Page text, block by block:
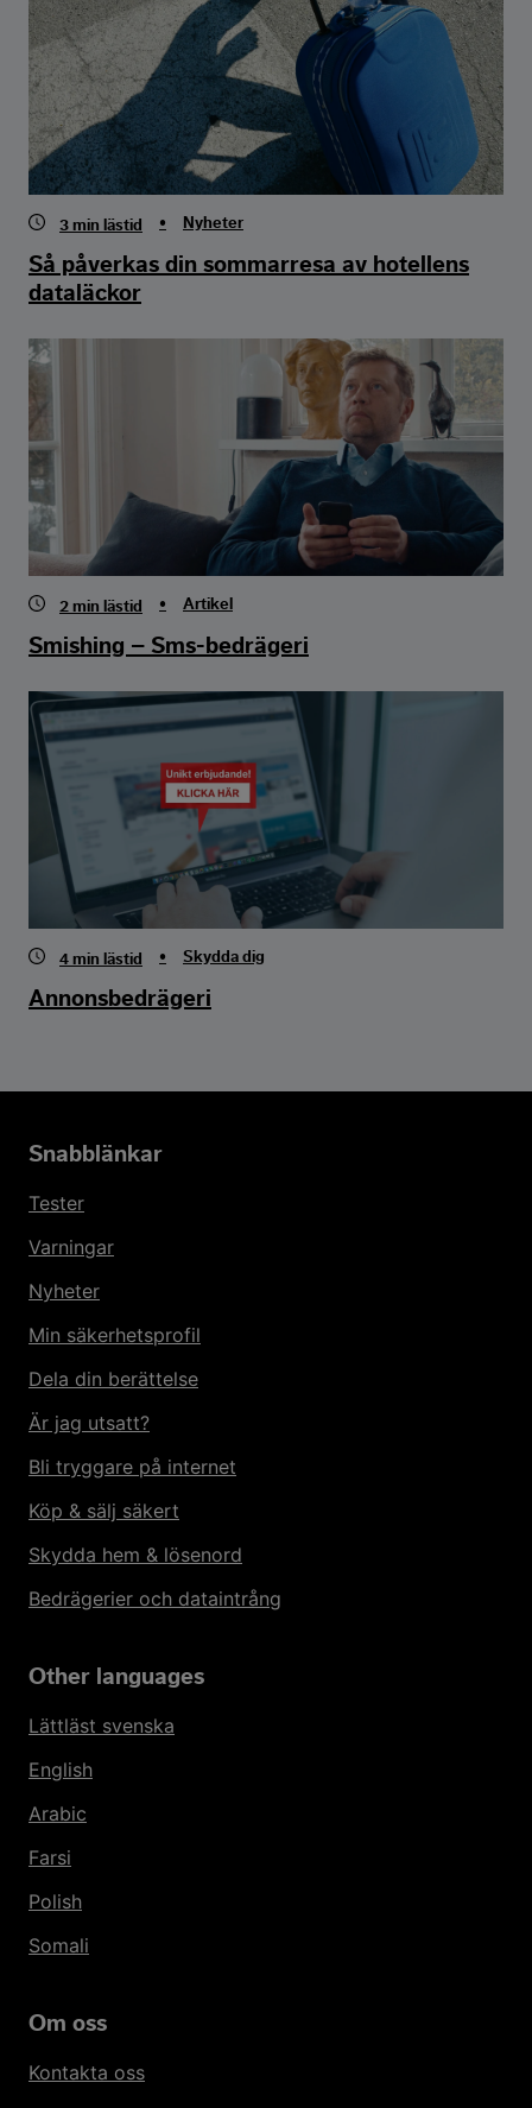
3 min lästid • Nyheter
Så påverkas din sommarresa av hotellens
dataläckor
2 min lästid • Artikel
Smishing – Sms-bedrägeri
4 min lästid • Skydda dig
Annonsbedrägeri
Snabblänkar
Tester
Varningar
Nyheter
Min säkerhetsprofil
Dela din berättelse
Är jag utsatt?
Bli tryggare på internet
Köp & sälj säkert
Skydda hem & lösenord
Bedrägerier och dataintrång
Other languages
Lättläst svenska
English
Arabic
Farsi
Polish
Somali
Om oss
Kontakta oss